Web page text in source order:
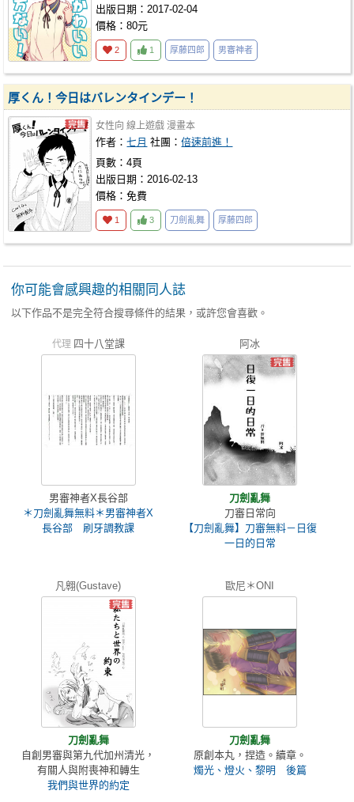
出版日期：2017-02-04
價格：80元
2 1 厚藤四郎 男審神者
厚くん！今日はバレンタインデー！
女性向 線上遊戲 漫畫本
作者：七月 社團：倍速前進！
頁數：4頁
出版日期：2016-02-13
價格：免費
1 3 刀劍亂舞 厚藤四郎
你可能會感興趣的相關同人誌
以下作品不是完全符合搜尋條件的結果，或許您會喜歡。
代理 四十八堂課
男審神者X長谷部
＊刀劍亂舞無料＊男審神者X
長谷部 刷牙調教課
阿冰
刀劍亂舞
刀審日常向
【刀劍亂舞】刀審無料－日復
一日的日常
凡翱(Gustave)
刀劍亂舞
自創男審與第九代加州清光，
有關人與附喪神和轉生
我們與世界的約定
歐尼＊ONI
刀劍亂舞
原創本丸，捏造。續章。
燭光、燈火、黎明 後篇